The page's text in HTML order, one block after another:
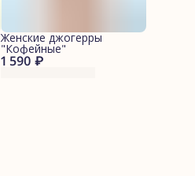
1 590 ₽
Женские джогерры
"Кофейные"